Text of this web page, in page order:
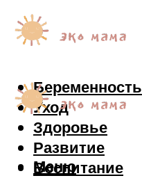
Беременность
Уход
Здоровье
Развитие
Воспитание
Меню